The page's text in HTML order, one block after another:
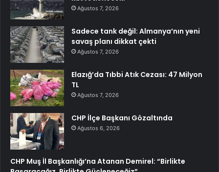
Ağustos 7, 2026
Sadece tank değil: Almanya’nın yeni
savaş planı dikkat çekti
Ağustos 7, 2026
Elazığ’da Tıbbi Atık Cezası: 47 Milyon
TL
Ağustos 7, 2026
CHP İlçe Başkanı Gözaltında
Ağustos 6, 2026
CHP Muş İl Başkanlığı’na Atanan Demirel: “Birlikte